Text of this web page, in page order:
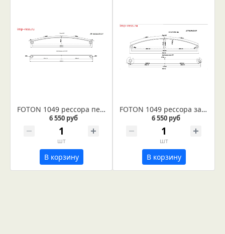
FOTON 1049 рессора передняя лист №1 (Арт. IR 04-02-01)
6 550 руб
шт
В корзину
FOTON 1049 рессора задняя лист №1 (коренной) (Арт. IR 04-05-01)
6 550 руб
шт
В корзину